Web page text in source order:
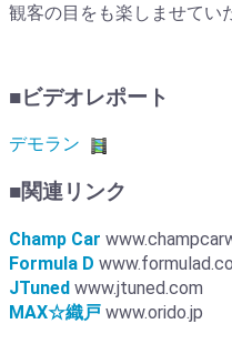
観客の目をも楽しませてい
■ビデオレポート
デモラン
■関連リンク
Champ Car
Formula D
JTuned www.jtuned.com
MAX☆織戸 www.orido.jp